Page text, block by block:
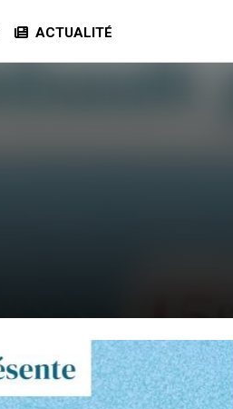
ACTUALITÉ